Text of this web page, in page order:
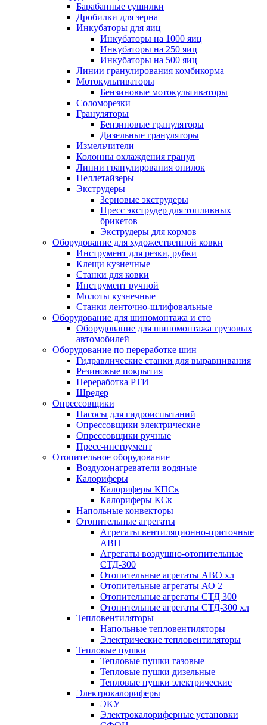
Барабанные сушилки
Дробилки для зерна
Инкубаторы для яиц
Инкубаторы на 1000 яиц
Инкубаторы на 250 яиц
Инкубаторы на 500 яиц
Линии гранулирования комбикорма
Мотокультиваторы
Бензиновые мотокультиваторы
Соломорезки
Грануляторы
Бензиновые грануляторы
Дизельные грануляторы
Измельчители
Колонны охлаждения гранул
Линии гранулирования опилок
Пеллетайзеры
Экструдеры
Зерновые экструдеры
Пресс экструдер для топливных
брикетов
Экструдеры для кормов
Оборудование для художественной ковки
Инструмент для резки, рубки
Клещи кузнечные
Станки для ковки
Инструмент ручной
Молоты кузнечные
Станки ленточно-шлифовальные
Оборудование для шиномонтажа и сто
Оборудование для шиномонтажа грузовых
автомобилей
Оборудование по переработке шин
Гидравлические станки для выравнивания
Резиновые покрытия
Переработка РТИ
Шредер
Опрессовщики
Насосы для гидроиспытаний
Опрессовщики электрические
Опрессовщики ручные
Пресс-инструмент
Отопительное оборудование
Воздухонагреватели водяные
Калориферы
Калориферы КПСк
Калориферы КСк
Напольные конвекторы
Отопительные агрегаты
Агрегаты вентиляционно-приточные
АВП
Агрегаты воздушно-отопительные
СТД-300
Отопительные агрегаты АВО хл
Отопительные агрегаты АО 2
Отопительные агрегаты СТД 300
Отопительные агрегаты СТД-300 хл
Тепловентиляторы
Напольные тепловентиляторы
Электрические тепловентиляторы
Тепловые пушки
Тепловые пушки газовые
Тепловые пушки дизельные
Тепловые пушки электрические
Электрокалориферы
ЭКУ
Электрокалориферные установки